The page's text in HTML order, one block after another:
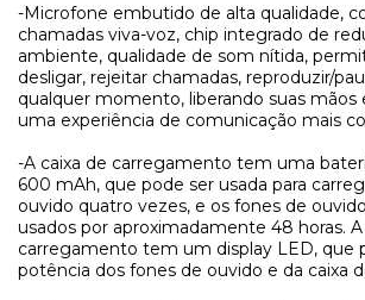
-Microfone embutido de alta qualidade,
chamadas viva-voz, chip integrado de
ambiente, qualidade de som nítida,
desligar, rejeitar chamadas, reproduzir/
qualquer momento, liberando suas mãos
uma experiência de comunicação mais
-A caixa de carregamento tem uma
600 mAh, que pode ser usada para
ouvido quatro vezes, e os fones de
usados por aproximadamente 48 horas. A
carregamento tem um display LED, que
potência dos fones de ouvido e da caixa